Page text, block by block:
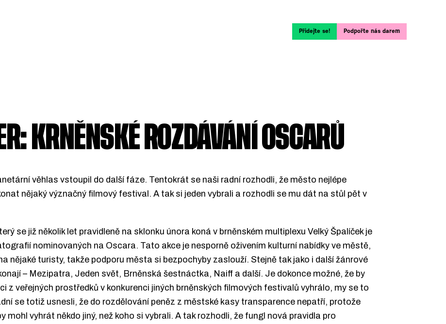
Přidejte se! Podpořte nás darem
KRNĚNSKÉ ROZDÁVÁNÍ OSCARŮ
věhlas vstoupil do další fáze. Tentokrát se naši radní rozhodli, že město nejlépe
nějaký význačný filmový festival. A tak si jeden vybrali a rozhodli se mu dát na stůl pět v
se již několik let pravidleně na sklonku února koná v brněnském multiplexu Velký Špalíček je
nominovaných na Oscara. Tato akce je nesporně oživením kulturní nabídky ve městě,
nějaké turisty, takže podporu města si bezpochyby zaslouží. Stejně tak jako i další žánrové
– Mezipatra, Jeden svět, Brněnská šestnáctka, Naiff a další. Je dokonce možné, že by
z veřejných prostředků v konkurenci jiných brněnských filmových festivalů vyhrálo, my se to
se totiž usnesli, že do rozdělování peněz z městské kasy transparence nepatří, protože
mohl vyhrát někdo jiný, než koho si vybrali. A tak rozhodli, že fungl nová pravidla pro